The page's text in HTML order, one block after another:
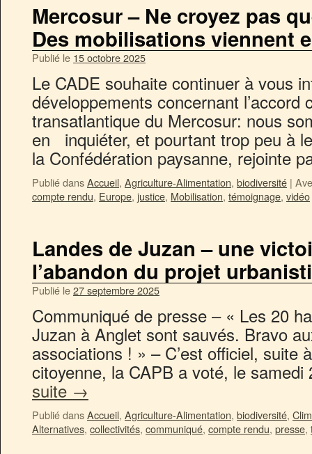
Mercosur – Ne croyez pas
Des mobilisations viennent
Publié le 15 octobre 2025
Le CADE souhaite continuer à vous
développements concernant l’accord
transatlantique du Mercosur: nous
en inquiéter, et pourtant trop peu à
la Confédération paysanne, rejointe
Publié dansAccueil, Agriculture-Alimentation, biodiversité |
compte rendu, Europe, justice, Mobilisation, témoignage, vidéo
Landes de Juzan – une
l’abandon du projet
Publié le27 septembre 2025
Communiqué de presse – « Les 20
Juzan à Anglet sont sauvés. Bravo
associations ! » – C’est officiel, suite
citoyenne, la CAPB a voté, le
suite →
Publié dansAccueil, Agriculture-Alimentation, biodiversité,
Alternatives, collectivités, communiqué, compte rendu, presse,